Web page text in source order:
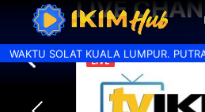
WAKTU SOLAT KUALA LUMPUR.
LIVE